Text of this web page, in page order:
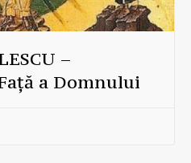
–
a Domnului